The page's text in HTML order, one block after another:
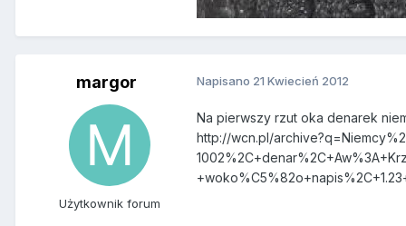
margor
Użytkownik forum
Napisano 21 Kwiecień 2012
Na pierwszy rzut oka denarek
http://wcn.pl/